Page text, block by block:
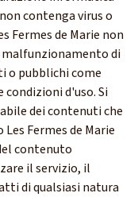
contenga virus o
Fermes de Marie non
malfunzionamento di
o pubblichi come
d'uso. Si
dei contenuti che
Fermes de Marie
contenuto
il servizio, il
di qualsiasi natura